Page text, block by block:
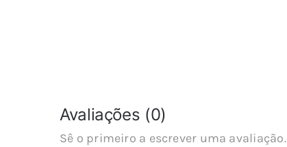
Avaliações (0)
Sê o primeiro a escrever uma avaliação.